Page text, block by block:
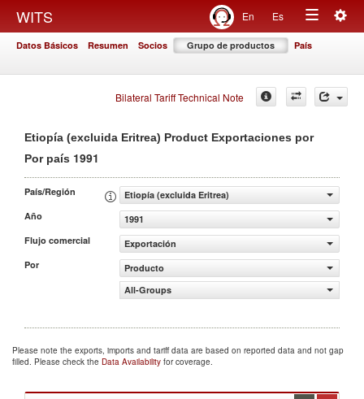
WITS En Es
Toggle
Datos Básicos Resumen Socios Grupo de productos País
Bilateral Tariff Technical Note
Etiopía (excluida Eritrea) Product Exportaciones por
Por país 1991
País/Región
Etiopía (excluida Eritrea)
Año
1991
Flujo comercial
Exportación
Por
Producto
All-Groups
Please note the exports, imports and tariff data are based on reported data and not gap
filled. Please check the Data Availability for coverage.